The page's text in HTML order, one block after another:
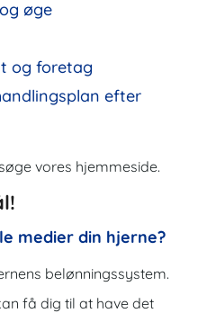
øge
og foretag
efter
vores hjemmeside.
medier din hjerne?
belønningssystem.
få dig til at have det